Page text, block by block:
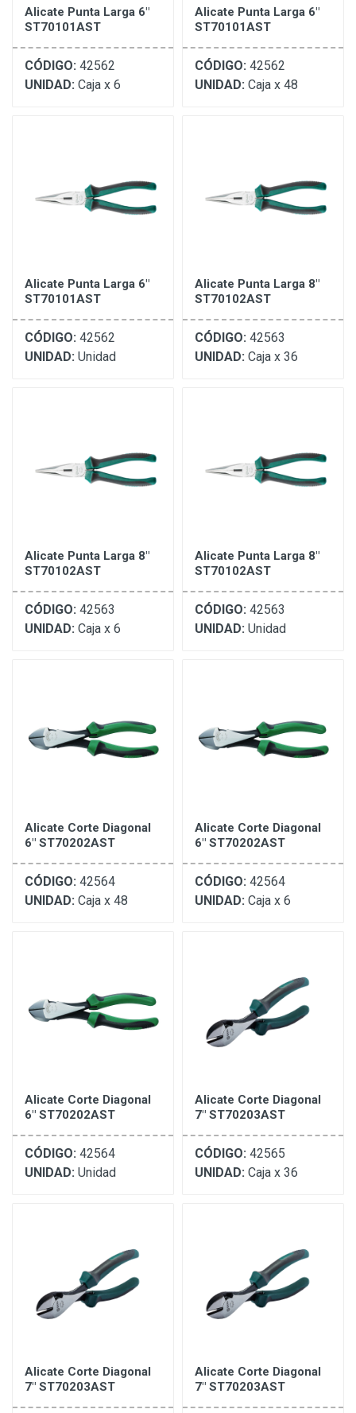
Alicate Punta Larga 6"
ST70101AST
CÓDIGO: 42562
UNIDAD: Caja x 6
Alicate Punta Larga 6"
ST70101AST
CÓDIGO: 42562
UNIDAD: Caja x 48
Alicate Punta Larga 6"
ST70101AST
CÓDIGO: 42562
UNIDAD: Unidad
Alicate Punta Larga 8"
ST70102AST
CÓDIGO: 42563
UNIDAD: Caja x 36
Alicate Punta Larga 8"
ST70102AST
CÓDIGO: 42563
UNIDAD: Caja x 6
Alicate Punta Larga 8"
ST70102AST
CÓDIGO: 42563
UNIDAD: Unidad
Alicate Corte Diagonal
6" ST70202AST
CÓDIGO: 42564
UNIDAD: Caja x 48
Alicate Corte Diagonal
6" ST70202AST
CÓDIGO: 42564
UNIDAD: Caja x 6
Alicate Corte Diagonal
6" ST70202AST
CÓDIGO: 42564
UNIDAD: Unidad
Alicate Corte Diagonal
7" ST70203AST
CÓDIGO: 42565
UNIDAD: Caja x 36
Alicate Corte Diagonal
7" ST70203AST
Alicate Corte Diagonal
7" ST70203AST